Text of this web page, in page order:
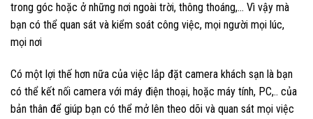
trong góc hoặc ở những nơi ngoài trời, thông thoáng,… Vì vậy mà
bạn có thể quan sát và kiểm soát công việc, mọi người mọi lúc,
mọi nơi
Có một lợi thế hơn nữa của việc lắp đặt camera khách sạn là bạn
có thể kết nối camera với máy điện thoại, hoặc máy tính, PC,.. của
bản thân để giúp bạn có thể mở lên theo dõi và quan sát mọi việc